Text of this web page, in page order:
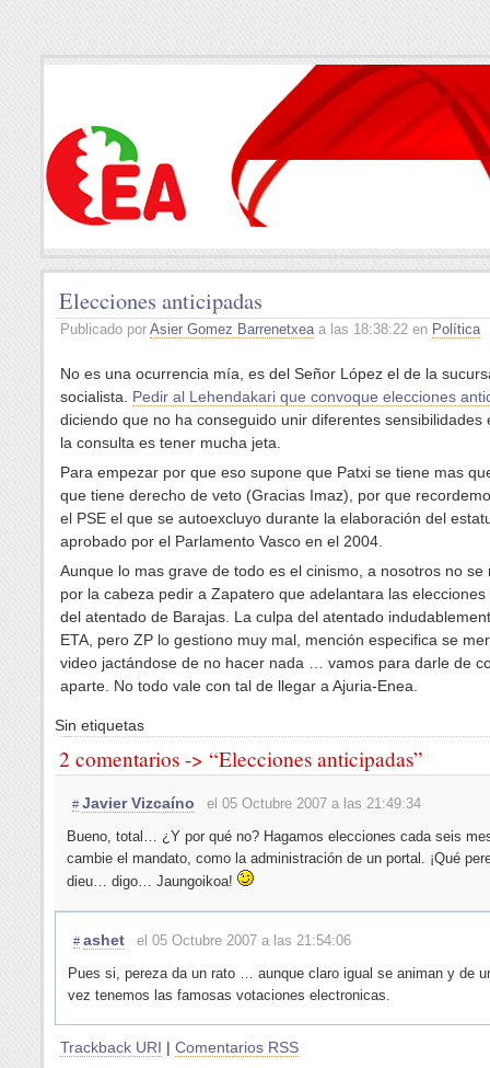
Elecciones anticipadas
Publicado por Asier Gomez Barrenetxeaa las 18:38:22 en Política
No es una ocurrencia mía, es del Señor López el de la
socialista. Pedir al Lehendakari que convoque elecciones
diciendo que no ha conseguido unir diferentes sensibilidades
la consulta es tener mucha jeta.
Para empezar por que eso supone que Patxi se tiene mas
que tiene derecho de veto (Gracias Imaz), por que
el PSE el que se autoexcluyo durante la elaboración del
aprobado por el Parlamento Vasco en el 2004.
Aunque lo mas grave de todo es el cinismo, a nosotros no se
por la cabeza pedir a Zapatero que adelantara las elecciones
del atentado de Barajas. La culpa del atentado
ETA, pero ZP lo gestiono muy mal, mención especifica se
video jactándose de no hacer nada … vamos para darle de
aparte. No todo vale con tal de llegar a Ajuria-Enea.
Sin etiquetas
2 comentarios -> “Elecciones anticipadas”
# Javier Vizcaíno
el 05 Octubre 2007 a las 21:49:34
Bueno, total… ¿Y por qué no? Hagamos elecciones cada seis
cambie el mandato, como la administración de un portal. ¡Qué
dieu… digo… Jaungoikoa!
# ashet
el 05 Octubre 2007 a las 21:54:06
Pues si, pereza da un rato … aunque claro igual se animan y de
vez tenemos las famosas votaciones electronicas.
Trackback URI | Comentarios RSS